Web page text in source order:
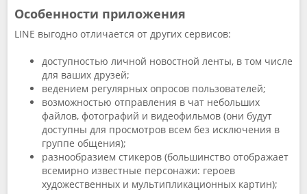
Особенности приложения
LINE выгодно отличается от других сервисов:
доступностью личной новостной ленты, в том числе
для ваших друзей;
ведением регулярных опросов пользователей;
возможностью отправления в чат небольших
файлов, фотографий и видеофильмов (они будут
доступны для просмотров всем без исключения в
группе общения);
разнообразием стикеров (большинство отображает
всемирно известные персонажи: героев
художественных и мультипликационных картин);